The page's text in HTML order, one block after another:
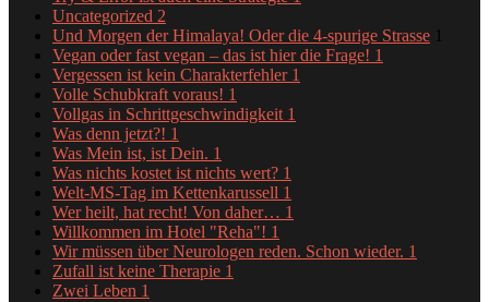
Uncategorized 2
Und Morgen der Himalaya! Oder die 4-spurige Strasse 1
Vegan oder fast vegan – das ist hier die Frage! 1
Vergessen ist kein Charakterfehler 1
Volle Schubkraft voraus! 1
Vollgas in Schrittgeschwindigkeit 1
Was denn jetzt?! 1
Was Mein ist, ist Dein. 1
Was nichts kostet ist nichts wert? 1
Welt-MS-Tag im Kettenkarussell 1
Wer heilt, hat recht! Von daher… 1
Willkommen im Hotel "Reha"! 1
Wir müssen über Neurologen reden. Schon wieder. 1
Zufall ist keine Therapie 1
Zwei Leben 1